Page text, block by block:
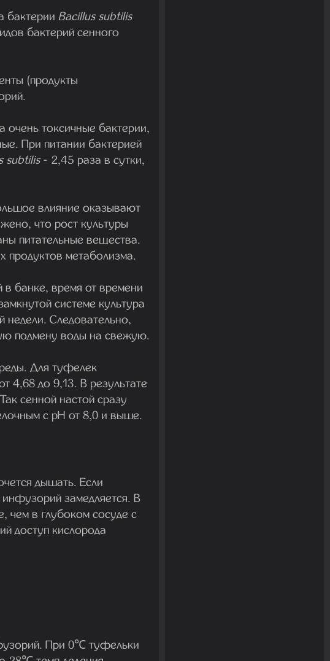
бактерии Bacillus subtilis
бактерий сенного
(продукты
токсичные бактерии,
При питании бактерией
subtilis- 2,45 раза в сутки,
влияние оказывают
что рост культуры
питательные вещества.
продуктов метаболизма.
в банке, время от времени
системе культура
недели. Следовательно,
подмену воды на свежую.
Для туфелек
4,68 до 9,13. В результате
сенной настой сразу
с pH от 8,0 и выше.
дышать. Если
замедляется. В
чем в глубоком сосуде с
доступ кислорода
При 0℃ туфельки